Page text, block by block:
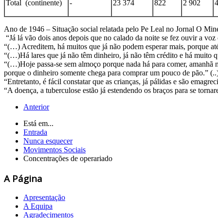
Total (continente) - 23 374 822 2 902
Ano de 1946 – Situação social relatada pelo Pe Leal no Jornal O
“Já lá vão dois anos depois que no calado da noite se fez ouvir a
“(…) Acreditem, há muitos que já não podem esperar mais, porque
“(…)Há lares que já não têm dinheiro, já não têm crédito e há muito
“(…)Hoje passa-se sem almoço porque nada há para comer, amanhã
porque o dinheiro somente chega para comprar um pouco de pão.”
“Entretanto, é fácil constatar que as crianças, já pálidas e são
“A doença, a tuberculose estão já estendendo os braços para se
Anterior
Está em...
Entrada
Nunca esquecer
Movimentos Sociais
Concentrações de operariado
A Página
Apresentação
A Equipa
Agradecimentos